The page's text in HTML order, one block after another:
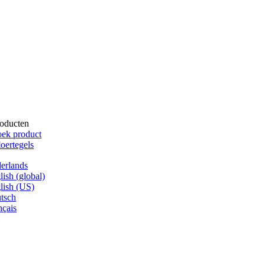
(global)
(US)
product